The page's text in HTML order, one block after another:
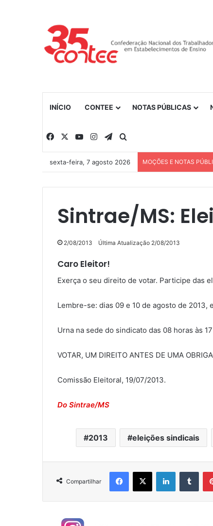
INÍCIO CONTEE NOTAS PÚBLICAS
Facebook YouTubeInstagramTelegram
sexta-feira, 7 agosto 2026 MOÇÕES E NOTAS
Sintrae/MS:
2/08/2013 Última Atualização 2/08/2013
Caro Eleitor!
Exerça o seu direito de votar. Participe das
Lembre-se: dias 09 e 10 de agosto de 2013,
Urna na sede do sindicato das 08 horas às
VOTAR, UM DIREITO ANTES DE UMA
Comissão Eleitoral, 19/07/2013.
Do Sintrae/MS
2013 eleições sindicais
Compartilhar